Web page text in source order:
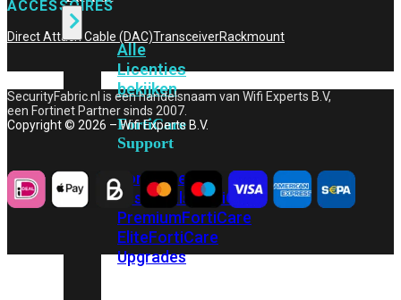
Alle
Licenties
bekijken
FortiCare
Support
FortiCare
Essentials FortiCare
PremiumFortiCare
EliteFortiCare
Upgrades
ACCESSOIRES
Direct Attach Cable (DAC)TransceiverRackmount
SecurityFabric.nl is een handelsnaam van Wifi Experts B.V,
een Fortinet Partner sinds 2007.
Copyright © 2026 – Wifi Experts B.V.